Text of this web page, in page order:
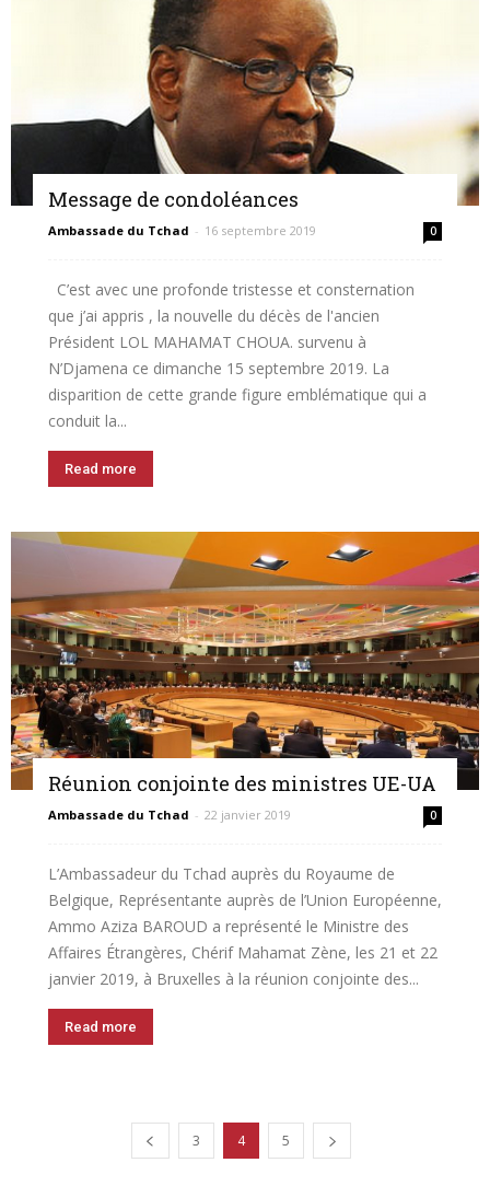
Message de condoléances
Ambassade du Tchad - 16 septembre 2019 0
C’est avec une profonde tristesse et consternation
que j’ai appris , la nouvelle du décès de l'ancien
Président LOL MAHAMAT CHOUA. survenu à
N’Djamena ce dimanche 15 septembre 2019. La
disparition de cette grande figure emblématique qui a
conduit la...
Read more
Réunion conjointe des ministres UE-UA
Ambassade du Tchad - 22 janvier 2019 0
L’Ambassadeur du Tchad auprès du Royaume de
Belgique, Représentante auprès de l’Union Européenne,
Ammo Aziza BAROUD a représenté le Ministre des
Affaires Étrangères, Chérif Mahamat Zène, les 21 et 22
janvier 2019, à Bruxelles à la réunion conjointe des...
Read more
3 4 5